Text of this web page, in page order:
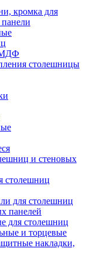
кромка для
МДФ
столешницы
и стеновых
столешниц
для столешниц
панелей
для столешниц
и торцевые
накладки,